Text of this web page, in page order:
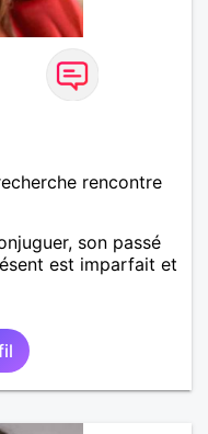
rencontre
son passé
est imparfait et